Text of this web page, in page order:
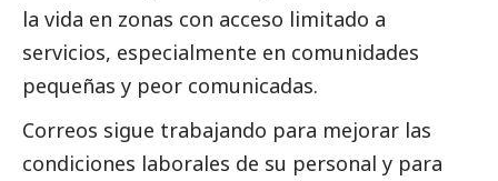
la vida en zonas con acceso limitado a
servicios, especialmente en comunidades
pequeñas y peor comunicadas.
Correos sigue trabajando para mejorar las
condiciones laborales de su personal y para